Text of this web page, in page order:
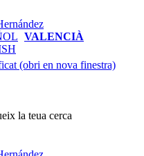
VALENCIÀ
(obri en nova finestra)
la teua cerca